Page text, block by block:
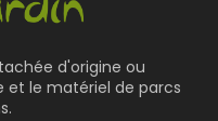
d'origine ou
le matériel de parcs